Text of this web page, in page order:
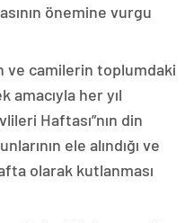
önemine vurgu
camilerin toplumdaki
her yıl
Haftası”nın din
ele alındığı ve
olarak kutlanması